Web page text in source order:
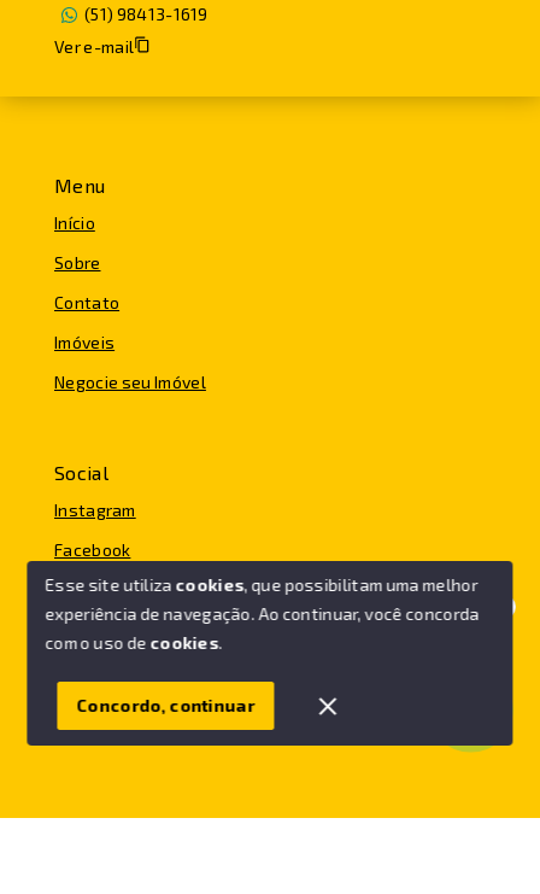
Olá! Vamos ajudar você a comprar o seu imóvel.
Menu
Início
Sobre
Contato
Imóveis
Negocie seu Imóvel
Social
Instagram
Facebook
© Copyright 2026 - FC IMÓVEIS - Todos os direitos
SITE PARA IMOBILIARIA
(51) 98413-1619
Ver e-mail
Esse site utiliza cookies, que possibilitam uma melhor
experiência de navegação.Ao continuar, você concorda
com o uso de cookies.
Concordo, continuar